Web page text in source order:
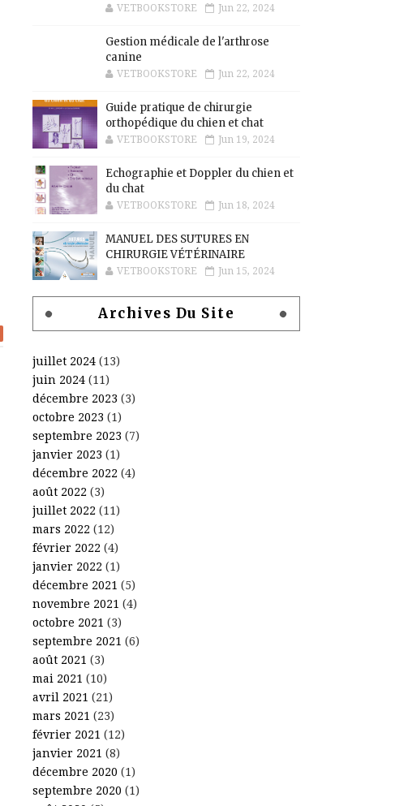
VETBOOKSTORE Jun 22, 2024
Gestion médicale de l'arthrose
canine
VETBOOKSTORE Jun 22, 2024
Guide pratique de chirurgie
orthopédique du chien et chat
VETBOOKSTORE Jun 19, 2024
Echographie et Doppler du chien et
du chat
VETBOOKSTORE Jun 18, 2024
MANUEL DES SUTURES EN
CHIRURGIE VÉTÉRINAIRE
VETBOOKSTORE Jun 15, 2024
Archives Du Site
juillet 2024 (13)
juin 2024 (11)
décembre 2023 (3)
octobre 2023 (1)
septembre 2023 (7)
janvier 2023 (1)
décembre 2022 (4)
août 2022 (3)
juillet 2022 (11)
mars 2022 (12)
février 2022 (4)
janvier 2022 (1)
décembre 2021 (5)
novembre 2021 (4)
octobre 2021 (3)
septembre 2021 (6)
août 2021 (3)
mai 2021 (10)
avril 2021 (21)
mars 2021 (23)
février 2021 (12)
janvier 2021 (8)
décembre 2020 (1)
septembre 2020 (1)